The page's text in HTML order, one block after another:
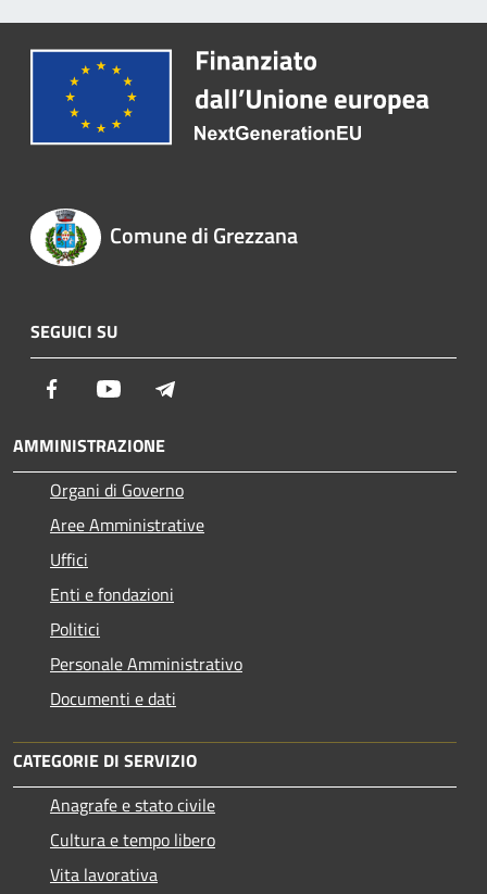
Comune di Grezzana
SEGUICI SU
Facebook Youtube
AMMINISTRAZIONE
Organi di Governo
Aree Amministrative
Uffici
Enti e fondazioni
Politici
Personale Amministrativo
Documenti e dati
CATEGORIE DI SERVIZIO
Anagrafe e stato civile
Cultura e tempo libero
Vita lavorativa